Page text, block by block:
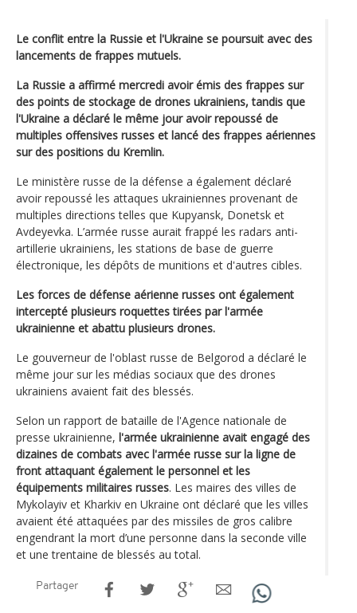
Le conflit entre la Russie et l'Ukraine se poursuit avec des
lancements de frappes mutuels.
La Russie a affirmé mercredi avoir émis des frappes sur
des points de stockage de drones ukrainiens, tandis que
l'Ukraine a déclaré le même jour avoir repoussé de
multiples offensives russes et lancé des frappes aériennes
sur des positions du Kremlin.
Le ministère russe de la défense a également déclaré
avoir repoussé les attaques ukrainiennes provenant de
multiples directions telles que Kupyansk, Donetsk et
Avdeyevka. L’armée russe aurait frappé les radars anti-
artillerie ukrainiens, les stations de base de guerre
électronique, les dépôts de munitions et d'autres cibles.
Les forces de défense aérienne russes ont également
intercepté plusieurs roquettes tirées par l'armée
ukrainienne et abattu plusieurs drones.
Le gouverneur de l'oblast russe de Belgorod a déclaré le
même jour sur les médias sociaux que des drones
ukrainiens avaient fait des blessés.
Selon un rapport de bataille de l'Agence nationale de
presse ukrainienne, l'armée ukrainienne avait engagé des
dizaines de combats avec l'armée russe sur la ligne de
front attaquant également le personnel et les
équipements militaires russes. Les maires des villes de
Mykolayiv et Kharkiv en Ukraine ont déclaré que les villes
avaient été attaquées par des missiles de gros calibre
engendrant la mort d’une personne dans la seconde ville
et une trentaine de blessés au total.
Partager